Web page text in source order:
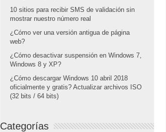
10 sitios para recibir SMS de validación sin
mostrar nuestro número real
¿Cómo ver una versión antigua de página
web?
¿Cómo desactivar suspensión en Windows 7,
Windows 8 y XP?
¿Cómo descargar Windows 10 abril 2018
oficialmente y gratis? Actualizar archivos ISO
(32 bits / 64 bits)
Categorías